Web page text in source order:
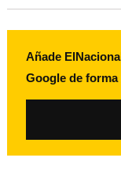
Añade
Google de